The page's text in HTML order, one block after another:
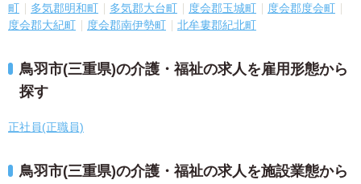
町
多気郡明和町 多気郡大台町 度会郡玉城町
度会郡度会町
度会郡大紀町
度会郡南伊勢町 北牟婁郡紀北町
鳥羽市(三重県)の介護・福祉の求人を雇用形態から
探す
正社員(正職員)
鳥羽市(三重県)の介護・福祉の求人を施設業態から